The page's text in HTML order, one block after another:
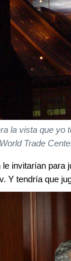
la vista que yo
World Trade
le invitarían para
Y tendría que